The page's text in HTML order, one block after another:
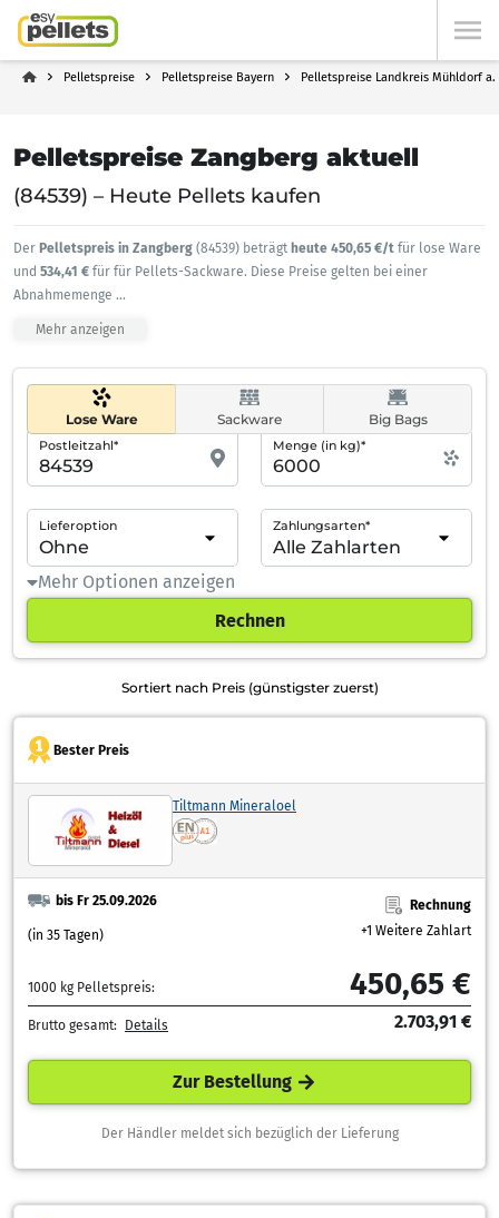
Pelletspreise Pelletspreise Bayern Pelletspreise Landkreis Mühldorf a.
Pelletspreise Zangberg aktuell
(84539) – Heute Pellets kaufen
Der Pelletspreis in Zangberg (84539) beträgt heute 450,65 €/t für lose Ware
und 534,41 € für für Pellets-Sackware. Diese Preise gelten bei einer
Abnahmemenge ...
Mehr anzeigen
Lose Ware Sackware Big Bags
Postleitzahl* Menge (in kg)*
Lieferoption Zahlungsarten*
Mehr Optionen anzeigen
Rechnen
Sortiert nach Preis (günstigster zuerst)
Bester Preis
Tiltmann Mineraloel
bis Fr 25.09.2026
(in 35 Tagen)
Rechnung
+1 Weitere Zahlart
1000 kg Pelletspreis: 450,65 €
Brutto gesamt: Details 2.703,91 €
Zur Bestellung
Der Händler meldet sich bezüglich der Lieferung